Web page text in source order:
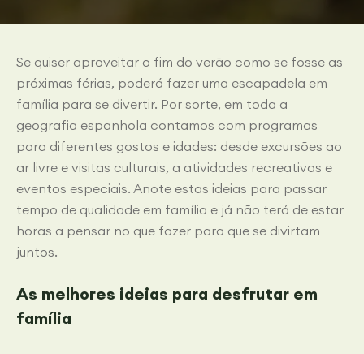
Se quiser aproveitar o fim do verão como se fosse as
próximas férias, poderá fazer uma escapadela em
família para se divertir. Por sorte, em toda a
geografia espanhola contamos com programas
para diferentes gostos e idades: desde excursões ao
ar livre e visitas culturais, a atividades recreativas e
eventos especiais. Anote estas ideias para passar
tempo de qualidade em família e já não terá de estar
horas a pensar no que fazer para que se divirtam
juntos.
As melhores ideias para desfrutar em
família